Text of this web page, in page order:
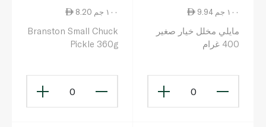
9.94 ١٠٠ جم
مايلي مخلل خيار صغير
400 غرام
0
8.20 ١٠٠ جم
Branston Small Chuck
Pickle 360g
0